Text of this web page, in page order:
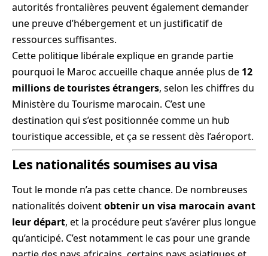
autorités frontalières peuvent également demander
une preuve d’hébergement et un justificatif de
ressources suffisantes.
Cette politique libérale explique en grande partie
pourquoi le Maroc accueille chaque année plus de 12
millions de touristes étrangers, selon les chiffres du
Ministère du Tourisme marocain. C’est une
destination qui s’est positionnée comme un hub
touristique accessible, et ça se ressent dès l’aéroport.
Les nationalités soumises au visa
Tout le monde n’a pas cette chance. De nombreuses
nationalités doiventobtenir un visa marocain avant
leur départ, et la procédure peut s’avérer plus longue
qu’anticipé. C’est notamment le cas pour une grande